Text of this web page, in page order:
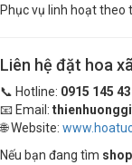
Phục vụ linh hoạt theo
Liên hệ đặt hoa
📞 Hotline: 0915 145
📧 Email:
🌐 Website:
Nếu bạn đang tìm